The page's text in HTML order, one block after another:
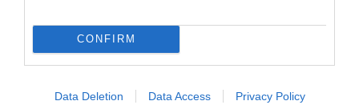
CONFIRM
Data Deletion Data Access Privacy Policy